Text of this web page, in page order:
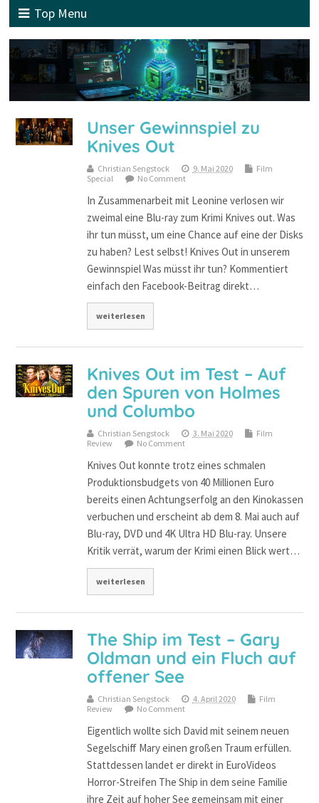
Top Menu
Unser Gewinnspiel zu
Knives Out
Christian Sengstock 9. Mai 2020
Film
Special
No Comment
In Zusammenarbeit mit Leonine verlosen wir
zweimal eine Blu-ray zum Krimi Knives out. Was
ihr tun müsst, um eine Chance auf eine der Disks
zu haben? Lest selbst! Knives Out in unserem
Gewinnspiel Was müsst ihr tun? Kommentiert
einfach den Facebook-Beitrag direkt…
weiterlesen
Knives Out im Test – Auf
den Spuren von Holmes
und Columbo
Christian Sengstock 3. Mai 2020
Film
Review
No Comment
Knives Out konnte trotz eines schmalen
Produktionsbudgets von 40 Millionen Euro
bereits einen Achtungserfolg an den Kinokassen
verbuchen und erscheint ab dem 8. Mai auch auf
Blu-ray, DVD und 4K Ultra HD Blu-ray. Unsere
Kritik verrät, warum der Krimi einen Blick wert…
weiterlesen
The Ship im Test – Gary
Oldman und ein Fluch auf
offener See
Christian Sengstock 4. April 2020
Film
Review
No Comment
Eigentlich wollte sich David mit seinem neuen
Segelschiff Mary einen großen Traum erfüllen.
Stattdessen landet er direkt in EuroVideos
Horror-Streifen The Ship in dem seine Familie
ihre Zeit auf hoher See gemeinsam mit einer